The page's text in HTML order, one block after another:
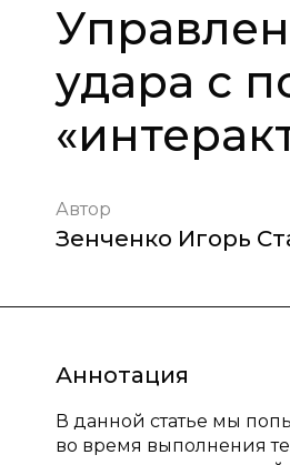
удара с
Автор
Зенченко Игорь
Аннотация
В данной статье мы
во время выполнения